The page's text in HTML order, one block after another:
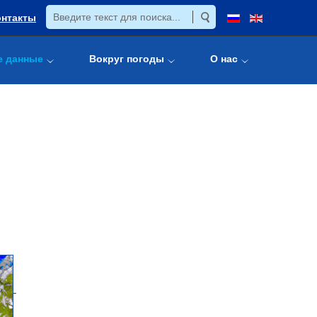
данные Вокруг погоды О нас